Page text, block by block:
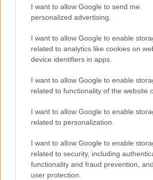
I want to allow Google to send me
personalized advertising.
I want to allow Google to enable
related to analytics like cookies on
device identifiers in apps.
I want to allow Google to enable
related to functionality of the website
I want to allow Google to enable
related to personalization.
I want to allow Google to enable
related to security, including
functionality and fraud prevention,
user protection.
CRIPTOMONEDAS
Edgar Gilberto Fabris Contreras
mil dólares en inversiones digitales